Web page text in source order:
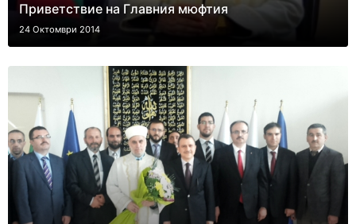
Приветствие на Главния мюфтия
24 Октомври 2014